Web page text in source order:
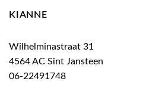
KIANNE
Wilhelminastraat 31
4564 AC Sint Jansteen
06-22491748